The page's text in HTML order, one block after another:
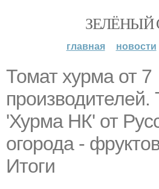
ЗЕЛЁНЫЙ
главная новости
Томат хурма от 7
производителей.
'Хурма НК' от
огорода -
Итоги